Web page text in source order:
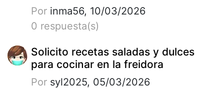
Por inma56, 10/03/2026
0 respuesta(s)
Solicito recetas saladas y dulces
para cocinar en la freidora
Por syl2025, 05/03/2026